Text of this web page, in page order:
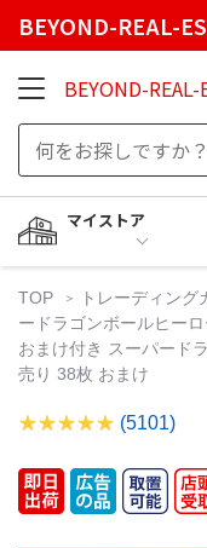
BEYOND-REAL-
BEYOND-REAL-
マイストア
TOP トレーディング
ードラゴンボールヒ
おまけ付き スーパード
売り 38枚 おまけ
(5101)